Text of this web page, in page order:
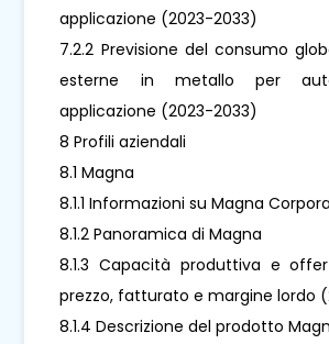
applicazione (2023-2033)
7.2.2 Previsione del consumo
esterne in metallo per
applicazione (2023-2033)
8 Profili aziendali
8.1 Magna
8.1.1 Informazioni su Magna
8.1.2 Panoramica di Magna
8.1.3 Capacità produttiva e
prezzo, fatturato e margine lordo
8.1.4 Descrizione del prodotto